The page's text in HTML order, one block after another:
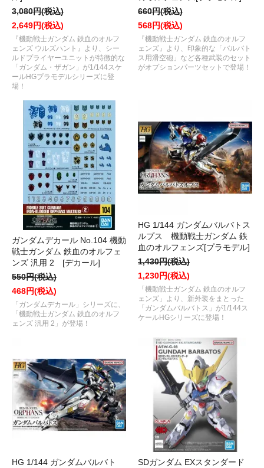
3,080円(税込)
2,649円(税込)
『機動戦士ガンダム 鉄血のオルフ
ェンズ ウルズハント』より、シー
ルドプライヤーユニットが特徴的な
「ガンダム・ザガン」が1/144スケ
ールHGプラモデルシリーズに登
場！
660円(税込)
568円(税込)
『機動戦士ガンダム 鉄血のオルフ
ェンズ』より、印象的な「バルバト
ス用滑空砲」など各種武装のセット
がオプションパーツセットで登場！
ガンダムデカール No.104 機動
戦士ガンダム 鉄血のオルフェ
ンズ 汎用 2 [デカール]
550円(税込)
468円(税込)
「ガンダムデカール」シリーズに、
「機動戦士ガンダム 鉄血のオルフ
ェンズ 汎用 2」が登場！
HG 1/144 ガンダムバルバトス
ルプス 機動戦士ガンダム 鉄
血のオルフェンズ[プラモデル]
1,430円(税込)
1,230円(税込)
「機動戦士ガンダム 鉄血のオルフ
ェンズ」より、新外装をまとった
「ガンダムバルバトス」が1/144ス
ケールHGシリーズに登場！
HG 1/144 ガンダムバルバト
SDガンダム EXスタンダード